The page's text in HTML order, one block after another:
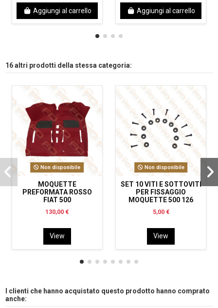
Aggiungi al carrello Aggiungi al carrello
16 altri prodotti della stessa categoria:
Non disponibile
MOQUETTE
PREFORMATA ROSSO
FIAT 500
130,00 €
View
Non disponibile
SET 10 VITI E SOTTOVITI
PER FISSAGGIO
MOQUETTE 500 126
5,00 €
View
I clienti che hanno acquistato questo prodotto hanno comprato
anche: